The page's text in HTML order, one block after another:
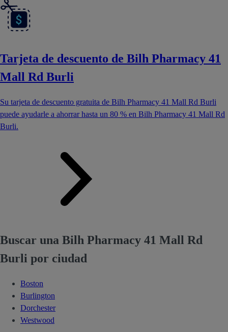
Tarjeta de descuento de Bilh Pharmacy 41
Mall Rd Burli
Su tarjeta de descuento gratuita de Bilh Pharmacy 41 Mall Rd Burli
puede ayudarle a ahorrar hasta un 80 % en Bilh Pharmacy 41 Mall Rd
Burli.
Buscar una Bilh Pharmacy 41 Mall Rd
Burli por ciudad
Boston
Burlington
Dorchester
Westwood